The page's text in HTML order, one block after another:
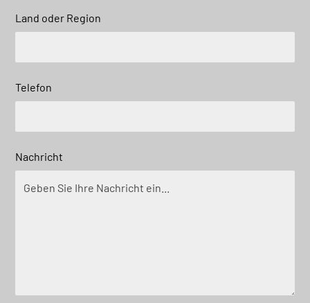
Land oder Region
Telefon
Nachricht